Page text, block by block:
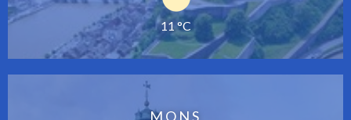
11 °C
MONS